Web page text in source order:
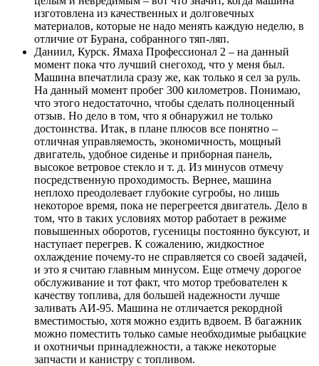
изготовлена из качественных и долговечных
материалов, которые не надо менять каждую неделю, в
отличие от Бурана, собранного тяп-ляп.
Даниил, Курск. Ямаха Профессионал 2 – на данный
момент пока что лучший снегоход, что у меня был.
Машина впечатлила сразу же, как только я сел за руль.
На данный момент пробег 300 километров. Понимаю,
что этого недостаточно, чтобы сделать полноценный
отзыв. Но дело в том, что я обнаружил не только
достоинства. Итак, в плане плюсов все понятно –
отличная управляемость, экономичность, мощный
двигатель, удобное сиденье и приборная панель,
высокое ветровое стекло и т. д. Из минусов отмечу
посредственную проходимость. Вернее, машина
неплохо преодолевает глубокие сугробы, но лишь
некоторое время, пока не перегреется двигатель. Дело в
том, что в таких условиях мотор работает в режиме
повышенных оборотов, гусеницы постоянно буксуют, и
наступает перегрев. К сожалению, жидкостное
охлаждение почему-то не справляется со своей задачей,
и это я считаю главным минусом. Еще отмечу дорогое
обслуживание и тот факт, что мотор требователен к
качеству топлива, для большей надежности лучше
заливать АИ-95. Машина не отличается рекордной
вместимостью, хотя можно ездить вдвоем. В багажник
можно поместить только самые необходимые рыбацкие
и охотничьи принадлежности, а также некоторые
запчасти и канистру с топливом.